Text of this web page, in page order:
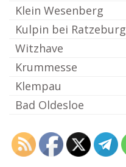
Klein Wesenberg
Kulpin bei Ratzeburg
Witzhave
Krummesse
Klempau
Bad Oldesloe